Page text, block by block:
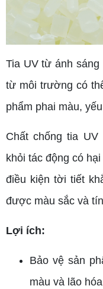
Tia UV từ ánh
từ môi trường có
phẩm phai màu,
Chất chống tia
khỏi tác động có
điều kiện tời tiết
được màu sắc và
Lợi ích:
Bảo vệ sản
màu và lão